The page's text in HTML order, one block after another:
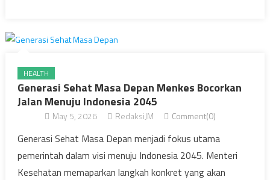
HEALTH
Generasi Sehat Masa Depan Menkes Bocorkan
Jalan Menuju Indonesia 2045
May 5, 2026 RedaksiJM Comment(0)
Generasi Sehat Masa Depan menjadi fokus utama
pemerintah dalam visi menuju Indonesia 2045. Menteri
Kesehatan memaparkan langkah konkret yang akan